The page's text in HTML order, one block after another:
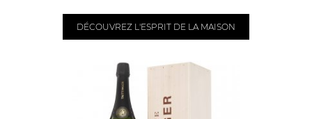
DÉCOUVREZ L'ESPRIT DE LA MAISON